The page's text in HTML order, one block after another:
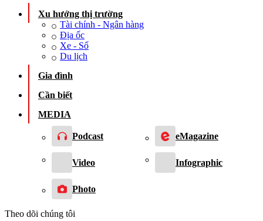
Xu hướng thị trường
Tài chính - Ngân hàng
Địa ốc
Xe - Số
Du lịch
Gia đình
Cần biết
MEDIA
Podcast eMagazine
Video Infographic
Photo
Theo dõi chúng tôi